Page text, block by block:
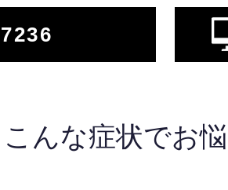
こんな症状でお